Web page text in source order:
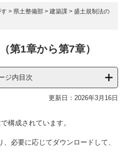
象
> 県土整備部 > 建築課 > 盛土規制法の
第1章から第7章）
ジ内目次
更新日：2026年3月16日
構成されています。
必要に応じてダウンロードして、